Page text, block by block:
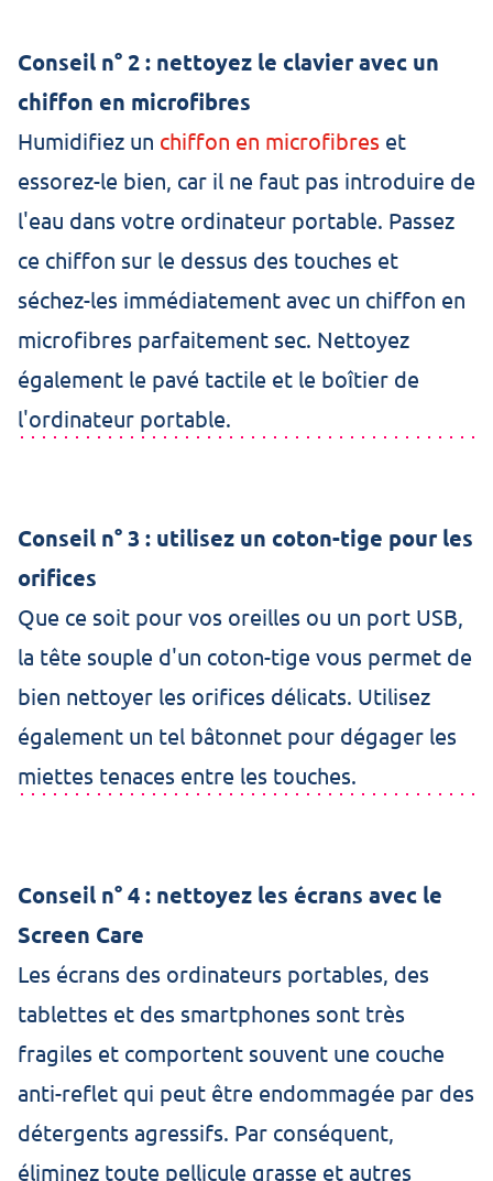
Conseil n° 2 : nettoyez le clavier avec un
chiffon en microfibres
Humidifiez un chiffon en microfibres et
essorez-le bien, car il ne faut pas introduire de
l'eau dans votre ordinateur portable. Passez
ce chiffon sur le dessus des touches et
séchez-les immédiatement avec un chiffon en
microfibres parfaitement sec. Nettoyez
également le pavé tactile et le boîtier de
l'ordinateur portable.
Conseil n° 3 : utilisez un coton-tige pour les
orifices
Que ce soit pour vos oreilles ou un port USB,
la tête souple d'un coton-tige vous permet de
bien nettoyer les orifices délicats. Utilisez
également un tel bâtonnet pour dégager les
miettes tenaces entre les touches.
Conseil n° 4 : nettoyez les écrans avec le
Screen Care
Les écrans des ordinateurs portables, des
tablettes et des smartphones sont très
fragiles et comportent souvent une couche
anti-reflet qui peut être endommagée par des
détergents agressifs. Par conséquent,
éliminez toute pellicule grasse et autres